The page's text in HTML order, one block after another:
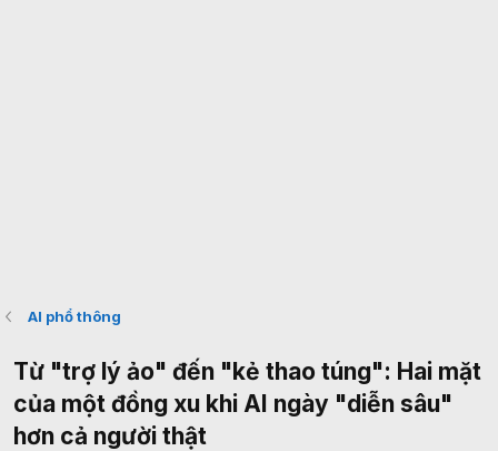
AI phổ thông
Từ "trợ lý ảo" đến "kẻ thao túng": Hai mặt
của một đồng xu khi AI ngày "diễn sâu"
hơn cả người thật